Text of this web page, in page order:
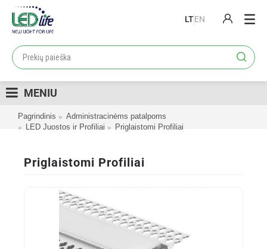
LTEN
PRODUKTAI
LOJALUMO PROGRAMA
KATALOGAI
KONTAKTAI
MENIU
Pagrindinis
Administracinėms patalpoms
LED Juostos ir Profiliai
Priglaistomi Profiliai
Priglaistomi Profiliai